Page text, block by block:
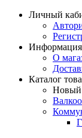
Личный
Информация
О
Каталог
Новый